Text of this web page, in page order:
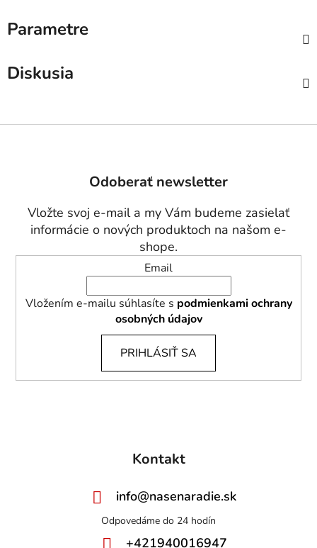
Parametre
Diskusia
Odoberať newsletter
Vložte svoj e-mail a my Vám budeme zasielať
informácie o nových produktoch na našom e-
shope.
Email
Vložením e-mailu súhlasíte s podmienkami ochrany
osobných údajov
PRIHLÁSIŤ SA
Kontakt
info@nasenaradie.sk
+421940016947